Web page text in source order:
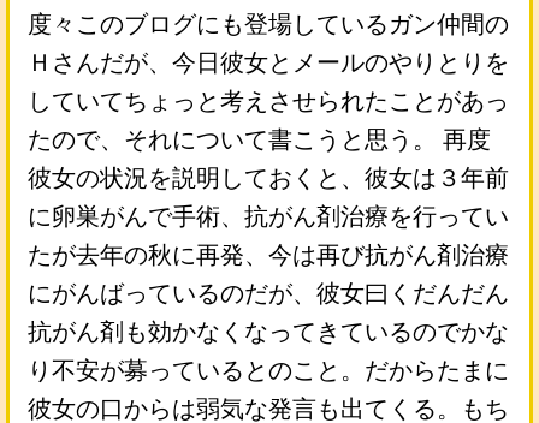
度々このブログにも登場しているガン仲間の
Ｈさんだが、今日彼女とメールのやりとりを
していてちょっと考えさせられたことがあっ
たので、それについて書こうと思う。 再度
彼女の状況を説明しておくと、彼女は３年前
に卵巣がんで手術、抗がん剤治療を行ってい
たが去年の秋に再発、今は再び抗がん剤治療
にがんばっているのだが、彼女曰くだんだん
抗がん剤も効かなくなってきているのでかな
り不安が募っているとのこと。だからたまに
彼女の口からは弱気な発言も出てくる。もち